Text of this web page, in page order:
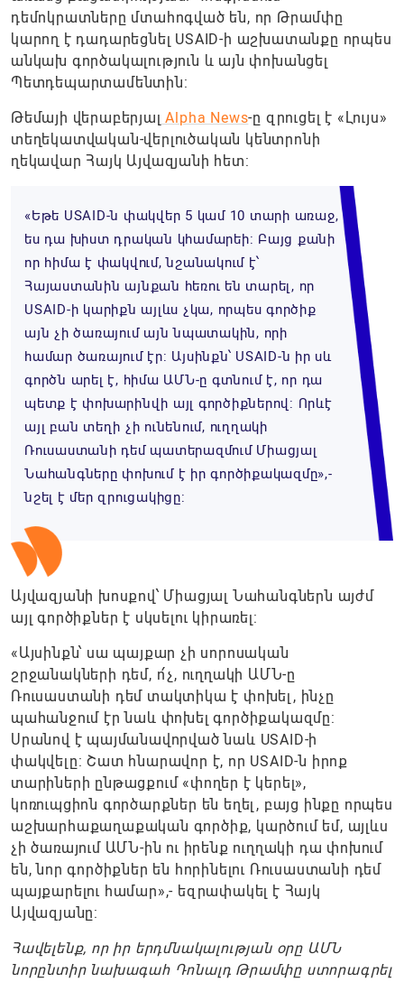
դեմոկրատները մտահոգված են, որ Թրամփը
կարող է դադարեցնել USAID-ի աշխատանքը որպես
անկախ գործակալություն և այն փոխանցել
Պետդեպարտամենտին:
Թեմայի վերաբերյալ Alpha News-ը զրուցել է «Լույս»
տեղեկատվական-վերլուծական կենտրոնի
ղեկավար Հայկ Այվազյանի հետ:
«Եթե USAID-ն փակվեր 5 կամ 10 տարի առաջ,
ես դա խիստ դրական կհամարեի: Բայց քանի
որ հիմա է փակվում, նշանակում է՝
Հայաստանին այնքան հեռու են տարել, որ
USAID-ի կարիքն այլևս չկա, որպես գործիք
այն չի ծառայում այն նպատակին, որի
համար ծառայում էր: Այսինքն՝ USAID-ն իր սև
գործն արել է, հիմա ԱՄՆ-ը գտնում է, որ դա
պետք է փոխարինվի այլ գործիքներով: Որևէ
այլ բան տեղի չի ունենում, ուղղակի
Ռուսաստանի դեմ պատերազմում Միացյալ
Նահանգները փոխում է իր գործիքակազմը»,-
նշել է մեր զրուցակիցը:
Այվազյանի խոսքով՝ Միացյալ Նահանգներն այժմ
այլ գործիքներ է սկսելու կիրառել:
«Այսինքն՝ սա պայքար չի սորոսական
շրջանակների դեմ, ո՛չ, ուղղակի ԱՄՆ-ը
Ռուսաստանի դեմ տակտիկա է փոխել, ինչը
պահանջում էր նաև փոխել գործիքակազմը:
Սրանով է պայմանավորված նաև USAID-ի
փակվելը: Շատ հնարավոր է, որ USAID-ն իրոք
տարիների ընթացքում «փողեր է կերել»,
կոռուպցիոն գործարքներ են եղել, բայց ինքը որպես
աշխարհաքաղաքական գործիք, կարծում եմ, այլևս
չի ծառայում ԱՄՆ-ին ու իրենք ուղղակի դա փոխում
են, նոր գործիքներ են հորինելու Ռուսաստանի դեմ
պայքարելու համար»,- եզրափակել է Հայկ
Այվազյանը:
Հավելենք, որ իր երդմնակալության օրը ԱՄՆ
նորընտիր նախագահ Դոնալդ Թրամփը ստորագրել